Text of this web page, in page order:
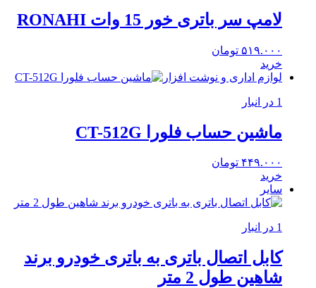
لامپ سر باتری خور 15 وات RONAHI
۵۱۹.۰۰۰ تومان
خرید
لوازم اداری و نوشت افزار
1 در انبار
ماشین حساب فلورا CT-512G
۴۴۹.۰۰۰ تومان
خرید
سایر
1 در انبار
کابل اتصال باتری به باتری خودرو برند
شاهین طول 2 متر